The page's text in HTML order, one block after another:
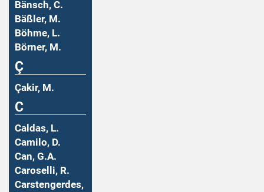
Bänsch, C.
Bäßler, M.
Böhme, L.
Börner, M.
Ç
Çakir, M.
C
Caldas, L.
Camilo, D.
Can, G.A.
Caroselli, R.
Carstengerdes,